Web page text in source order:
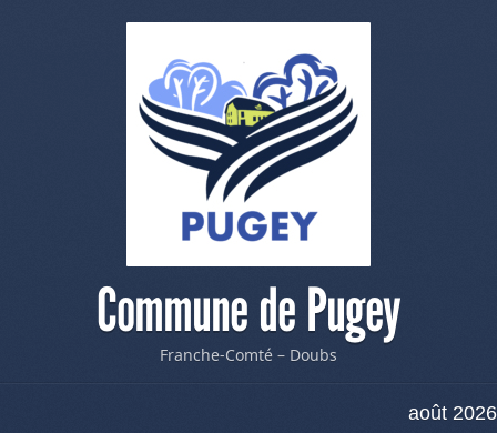
Commune de Pugey
Franche-Comté – Doubs
août 2026